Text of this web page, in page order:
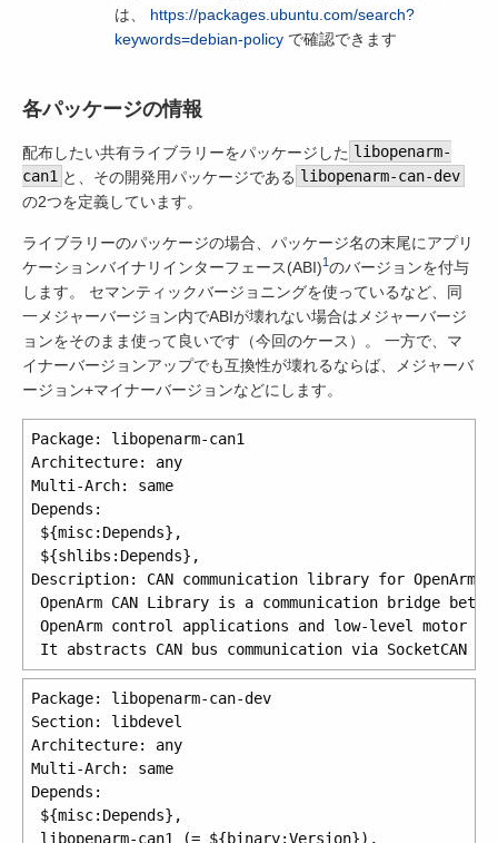
は、 https://packages.ubuntu.com/search?
keywords=debian-policyで確認できます
各パッケージの情報
配布したい共有ライブラリーをパッケージした libopenarm-
can1 と、その開発用パッケージである libopenarm-can-dev
の2つを定義しています。
ライブラリーのパッケージの場合、パッケージ名の末尾にアプリ
ケーションバイナリインターフェース(ABI)1 のバージョンを付与
します。 セマンティックバージョニングを使っているなど、同
一メジャーバージョン内でABIが壊れない場合はメジャーバージ
ョンをそのまま使って良いです（今回のケース）。 一方で、マ
イナーバージョンアップでも互換性が壊れるならば、メジャーバ
ージョン+マイナーバージョンなどにします。
Package: libopenarm-can1
Architecture: any
Multi-Arch: same
Depends:
${misc:Depends},
${shlibs:Depends},
Description: CAN communication library for OpenArm
OpenArm CAN Library is a communication bridge
OpenArm control applications and low-level motor
Package: libopenarm-can-dev
Section: libdevel
Architecture: any
Multi-Arch: same
Depends:
${misc:Depends},
libopenarm-can1 (= ${binary:Version}),